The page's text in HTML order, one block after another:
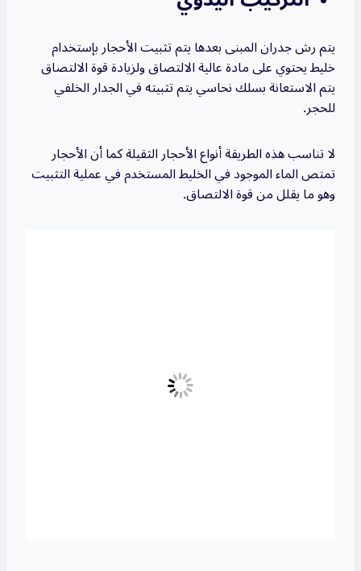
يتم رش جدران المبنى بعدها يتم تثبيت الأحجار بإستخدام
خليط يحتوي على مادة عالية الالتصاق ولزيادة قوة الالتصاق
يتم الاستعانة بسلك نحاسي يتم تثبيته في الجدار الخلفي
للحجر.
لا تناسب هذه الطريقة أنواع الأحجار الثقيلة كما أن الأحجار
تمتص الماء الموجود في الخليط المستخدم في عملية التثبيت
وهو ما يقلل من قوة الالتصاق.